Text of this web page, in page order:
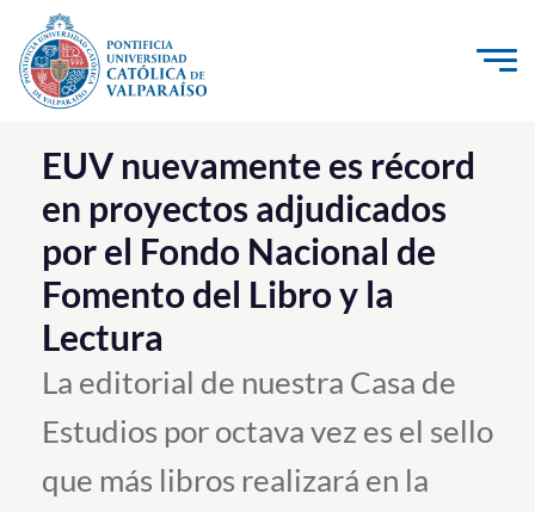
Click acá para ir directamente al contenido
La Universidad
Investigación, Creación e Innovación
PUCV Internacional
Vinculación con el Medio
Admisión
Pregrado
Postgrado
EUV nuevamente es récord
en proyectos adjudicados
por el Fondo Nacional de
Fomento del Libro y la
Lectura
La editorial de nuestra Casa de
Estudios por octava vez es el sello
que más libros realizará en la